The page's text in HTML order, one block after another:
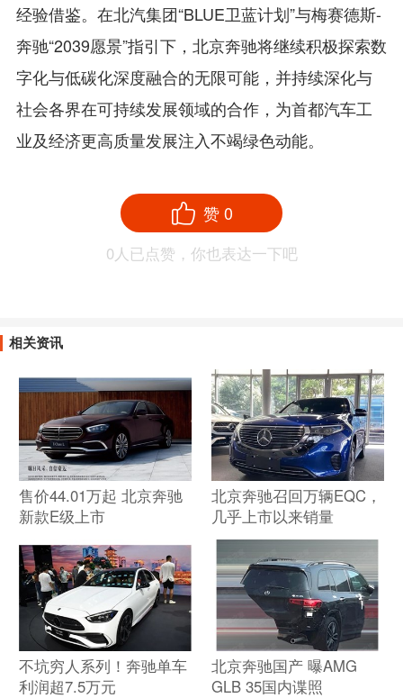
经验借鉴。在北汽集团“BLUE卫蓝计划”与梅赛德斯-
奔驰“2039愿景”指引下，北京奔驰将继续积极探索数
字化与低碳化深度融合的无限可能，并持续深化与
社会各界在可持续发展领域的合作，为首都汽车工
业及经济更高质量发展注入不竭绿色动能。
赞0
0人已点赞，你也表达一下吧
相关资讯
售价44.01万起 北京奔驰
新款E级上市
北京奔驰召回万辆EQC，
几乎上市以来销量
不坑穷人系列！奔驰单车
利润超7.5万元
北京奔驰国产 曝AMG
GLB 35国内谍照